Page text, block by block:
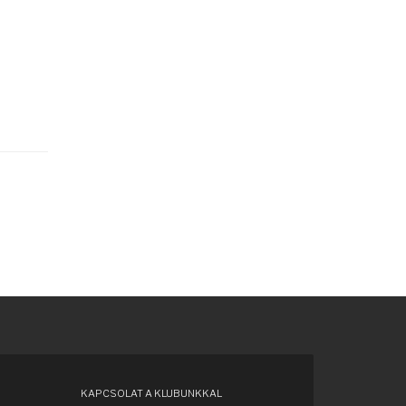
KAPCSOLAT A KLUBUNKKAL